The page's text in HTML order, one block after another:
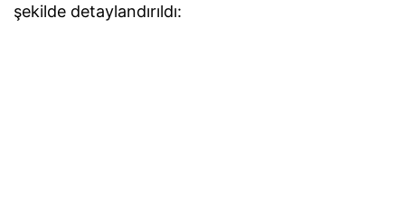
şekilde detaylandırıldı: